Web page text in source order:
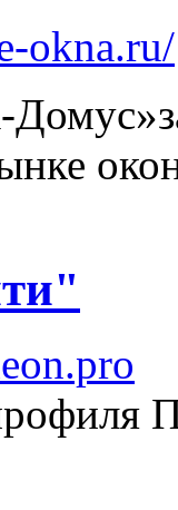
okna.ru/